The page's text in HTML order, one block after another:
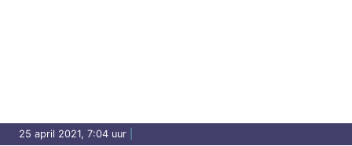
25 april 2021, 7:04 uur